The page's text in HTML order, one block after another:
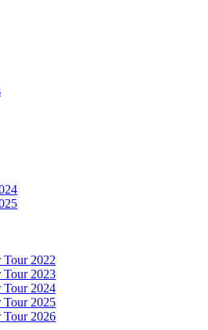
2022
Tour 2023
Tour 2024
Tour 2025
Tour 2026